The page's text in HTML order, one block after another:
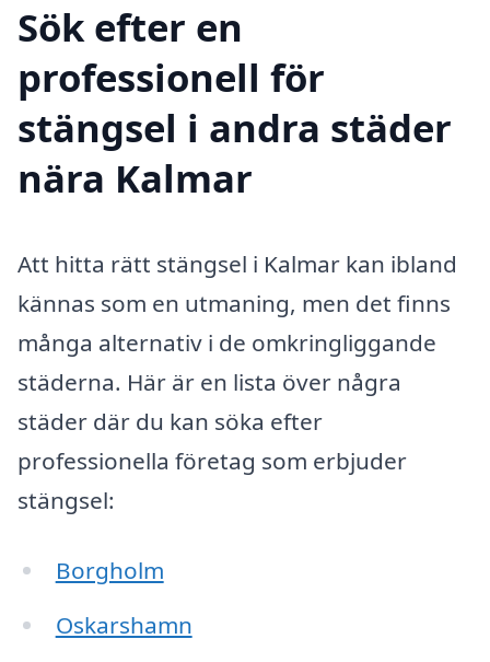
Sök efter en
professionell för
stängsel i andra städer
nära Kalmar
Att hitta rätt stängsel i Kalmar kan ibland
kännas som en utmaning, men det finns
många alternativ i de omkringliggande
städerna. Här är en lista över några
städer där du kan söka efter
professionella företag som erbjuder
stängsel:
Borgholm
Oskarshamn